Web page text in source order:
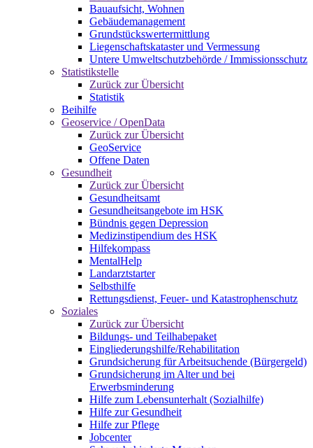
Bauaufsicht, Wohnen
Gebäudemanagement
Grundstückswertermittlung
Liegenschaftskataster und Vermessung
Untere Umweltschutzbehörde / Immissionsschutz
Statistikstelle
Zurück zur Übersicht
Statistik
Beihilfe
Geoservice / OpenData
Zurück zur Übersicht
GeoService
Offene Daten
Gesundheit
Zurück zur Übersicht
Gesundheitsamt
Gesundheitsangebote im HSK
Bündnis gegen Depression
Medizinstipendium des HSK
Hilfekompass
MentalHelp
Landarztstarter
Selbsthilfe
Rettungsdienst, Feuer- und Katastrophenschutz
Soziales
Zurück zur Übersicht
Bildungs- und Teilhabepaket
Eingliederungshilfe/Rehabilitation
Grundsicherung für Arbeitsuchende (Bürgergeld)
Grundsicherung im Alter und bei
Erwerbsminderung
Hilfe zum Lebensunterhalt (Sozialhilfe)
Hilfe zur Gesundheit
Hilfe zur Pflege
Jobcenter